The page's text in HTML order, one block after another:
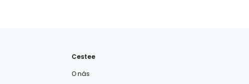
Cestee
O nás